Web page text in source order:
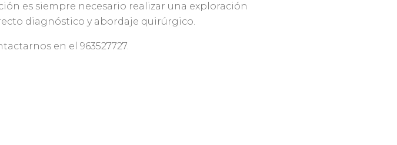
es siempre necesario realizar una exploración
diagnóstico y abordaje quirúrgico.
en el 963527727.